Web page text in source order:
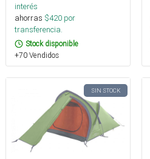
interés
ahorras $420 por
transferencia.
Stock disponible
+70 Vendidos
SIN STOCK